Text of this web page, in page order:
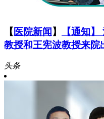
【 医院新闻】
【通知
教授和王宪波教授来院
头条